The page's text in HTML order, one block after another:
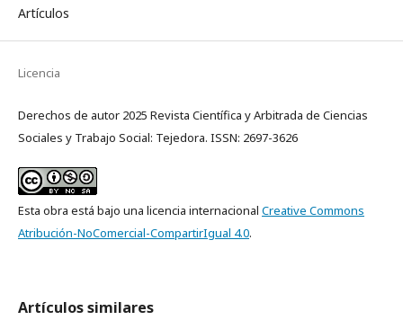
Artículos
Licencia
Derechos de autor 2025 Revista Científica y Arbitrada de Ciencias
Sociales y Trabajo Social: Tejedora. ISSN: 2697-3626
Esta obra está bajo una licencia internacional Creative Commons
Atribución-NoComercial-CompartirIgual 4.0.
Artículos similares